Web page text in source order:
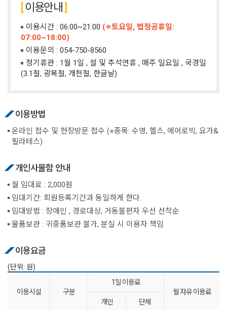
이용안내
이용시간 : 06:00~21:00 (※토요일, 법정공휴일:
07:00~18:00)
이용문의 : 054-750-8560
정기휴관 : 1월 1일 , 설 및 추석연휴 , 매주 일요일 , 국경일
(3.1절, 광복절, 개천절, 한글날)
이용방법
온라인 접수 및 현장방문 접수 (※종목: 수영, 헬스, 에어로빅, 요가&
필라테스)
개인사물함 안내
월 임대료 : 2,000원
임대기간: 회원등록기간과 동일하게 한다.
임대방법 : 장애인 , 경로대상, 거동불편자 우선 선착순
물품보관 : 귀중품보관 불가, 분실 시 이용자 책임
이용요금
(단위: 원)
이용시설 구분
1일 이용료
월 자유 이용료
개인
단체